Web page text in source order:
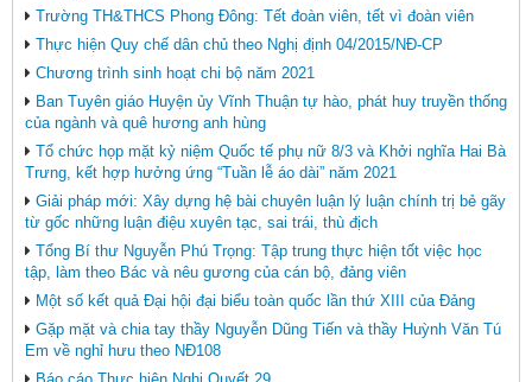
Trường TH&THCS Phong Đông: Tết đoàn viên, tết vì đoàn viên
Thực hiện Quy chế dân chủ theo Nghị định 04/2015/NĐ-CP
Chương trình sinh hoạt chi bộ năm 2021
Ban Tuyên giáo Huyện ủy Vĩnh Thuận tự hào, phát huy truyền thống
của ngành và quê hương anh hùng
Tổ chức họp mặt kỷ niệm Quốc tế phụ nữ 8/3 và Khởi nghĩa Hai Bà
Trưng, kết hợp hưởng ứng “Tuần lễ áo dài” năm 2021
Giải pháp mới: Xây dựng hệ bài chuyên luận lý luận chính trị bẻ gãy
từ gốc những luận điệu xuyên tạc, sai trái, thù địch
Tổng Bí thư Nguyễn Phú Trọng: Tập trung thực hiện tốt việc học
tập, làm theo Bác và nêu gương của cán bộ, đảng viên
Một số kết quả Đại hội đại biểu toàn quốc lần thứ XIII của Đảng
Gặp mặt và chia tay thầy Nguyễn Dũng Tiến và thầy Huỳnh Văn Tú
Em về nghỉ hưu theo NĐ108